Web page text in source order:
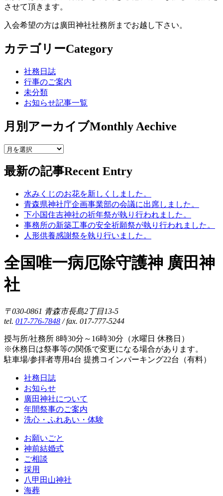
させて頂きます。
入会希望の方は廣田神社社務所までお越し下さい。
カテゴリーCategory
社務日誌
行事のご案内
未分類
お知らせ記事一覧
月別アーカイブMonthly Aechive
最新の記事Recent Entry
水みくじのお花を新しくしました。
青森県神社庁企画事業部の会議に出席しました。
下小国住吉神社の祈年祭が執り行われました。
事務所の新築工事の安全祈願祭が執り行われました。
人形供養感謝祭を執り行いました。
全国唯一病厄除守護神 廣田神
社
〒030-0861 青森市長島2丁目13-5
tel. 017-776-7848 / fax. 017-777-5244
授与所/社務所 8時30分～16時30分（水曜日 休務日）
※休務日は祭事等の関係で変更になる場合があります。
駐車場/参拝者専用4台 提携コインパーキング22台（有料）
社務日誌
お知らせ
廣田神社について
年間祭事のご案内
洗心・ふれあい・体験
お願いごと
神前結婚式
ご相談
採用
八甲田山神社
海葬